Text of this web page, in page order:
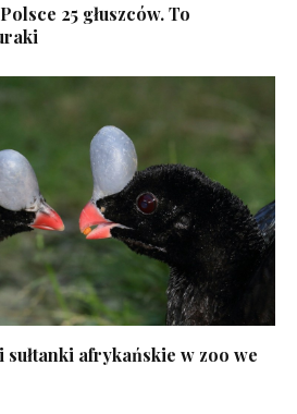
25 głuszców. To
sułtanki afrykańskie w zoo we